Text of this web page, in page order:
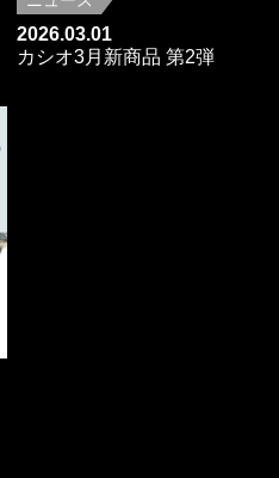
2026.03.01
カシオ3月新商品 第2弾